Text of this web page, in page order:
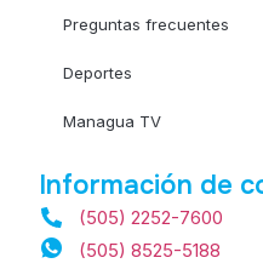
Preguntas frecuentes
Deportes
Managua TV
Información de
(505) 2252-7600
(505) 8525-5188